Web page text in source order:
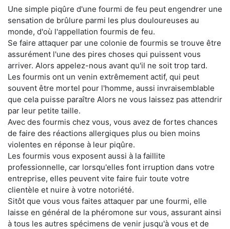
Une simple piqûre d'une fourmi de feu peut engendrer une
sensation de brûlure parmi les plus douloureuses au
monde, d'où l'appellation fourmis de feu.
Se faire attaquer par une colonie de fourmis se trouve être
assurément l'une des pires choses qui puissent vous
arriver. Alors appelez-nous avant qu'il ne soit trop tard.
Les fourmis ont un venin extrêmement actif, qui peut
souvent être mortel pour l'homme, aussi invraisemblable
que cela puisse paraître Alors ne vous laissez pas attendrir
par leur petite taille.
Avec des fourmis chez vous, vous avez de fortes chances
de faire des réactions allergiques plus ou bien moins
violentes en réponse à leur piqûre.
Les fourmis vous exposent aussi à la faillite
professionnelle, car lorsqu'elles font irruption dans votre
entreprise, elles peuvent vite faire fuir toute votre
clientèle et nuire à votre notoriété.
Sitôt que vous vous faites attaquer par une fourmi, elle
laisse en général de la phéromone sur vous, assurant ainsi
à tous les autres spécimens de venir jusqu'à vous et de